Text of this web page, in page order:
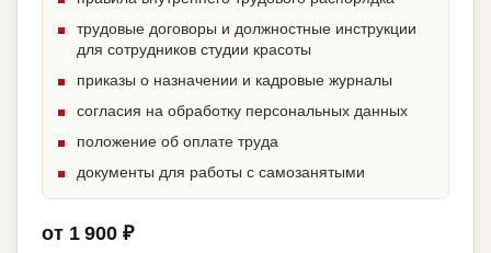
трудовые договоры и должностные инструкции
для сотрудников студии красоты
приказы о назначении и кадровые журналы
согласия на обработку персональных данных
положение об оплате труда
документы для работы с самозанятыми
от 1 900 ₽